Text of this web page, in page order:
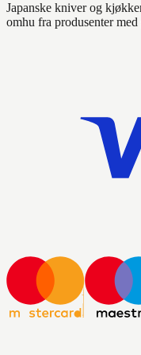
Japanske kniver og
omhu fra produsenter